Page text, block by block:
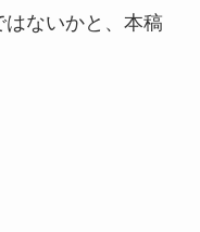
ないかと、本稿